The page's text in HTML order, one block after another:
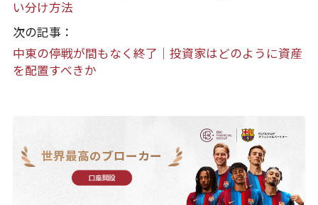
い分け方法
次の記事：
中東の停戦が間もなく終了｜投資家はどのように資産
を配置すべきか
世界最高のブローカー
口座開設